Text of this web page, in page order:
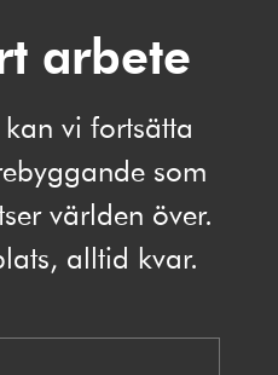
arbete
vi fortsätta
som
världen över.
alltid kvar.